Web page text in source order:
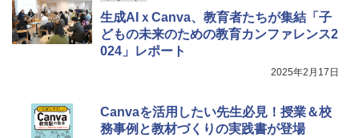
生成AIｘCanva、教育者たちが集結「子
どもの未来のための教育カンファレンス2
024」レポート
2025年2月17日
Canvaを活用したい先生必見！授業＆校
務事例と教材づくりの実践書が登場